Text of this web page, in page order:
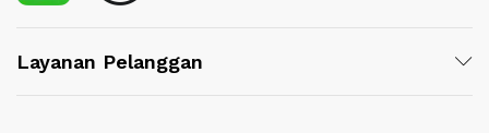
Layanan Pelanggan